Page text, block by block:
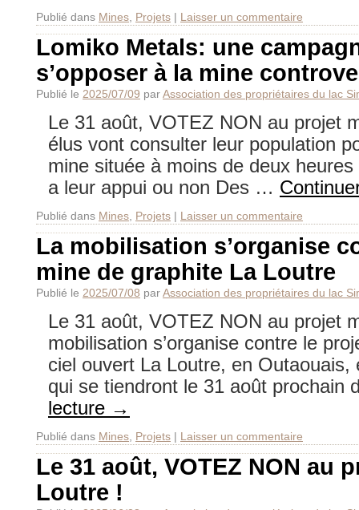
Publié dans Mines Projets | Laisser un commentaire
Lomiko Metals: une
s’opposer à la mine
Publié le 2025/07/09 parAssociation des propriétaires du lac
Le 31 août, VOTEZ NON au projet
élus vont consulter leur population
mine située à moins de deux
a leur appui ou non Des …
Publié dans Mines Projets | Laisser un commentaire
La mobilisation s’organise
mine de graphite La Loutre
Publié le 2025/07/08 parAssociation des propriétaires du lac
Le 31 août, VOTEZ NON au projet
mobilisation s’organise contre le
ciel ouvert La Loutre, en
qui se tiendront le 31 août
lecture →
Publié dans Mines Projets | Laisser un commentaire
Le 31 août, VOTEZ NON au
Loutre !